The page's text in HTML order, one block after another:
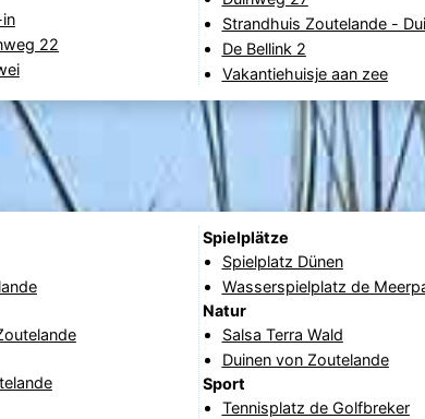
22
Strandhuis Zoutelande -
De Bellink 2
Vakantiehuisje aan zee
Spielplätze
Spielplatz Dünen
Wasserspielplatz de
Natur
Salsa Terra Wald
Duinen von Zoutelande
Sport
Tennisplatz de Golfbreker